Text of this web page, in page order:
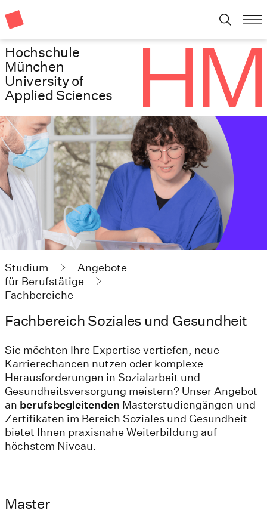
Hochschule
München
University of
Applied Sciences
Studium
Angebote
für Berufstätige
Fachbereiche
Fachbereich Soziales und Gesundheit
Sie möchten Ihre Expertise vertiefen, neue
Karrierechancen nutzen oder komplexe
Herausforderungen in Sozialarbeit und
Gesundheitsversorgung meistern? Unser Angebot
an berufsbegleitenden Masterstudiengängen und
Zertifikaten im Bereich Soziales und Gesundheit
bietet Ihnen praxisnahe Weiterbildung auf
höchstem Niveau.
Master